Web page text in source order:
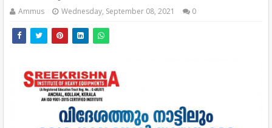
Ammus Wednesday, September 08, 2021 0